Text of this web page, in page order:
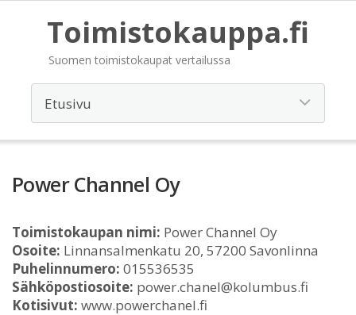
Toimistokauppa.fi
Suomen toimistokaupat vertailussa
Power Channel Oy
Toimistokaupan nimi: Power Channel Oy
Osoite: Linnansalmenkatu 20, 57200 Savonlinna
Puhelinnumero: 015536535
Sähköpostiosoite: power.chanel@kolumbus.fi
Kotisivut: www.powerchanel.fi